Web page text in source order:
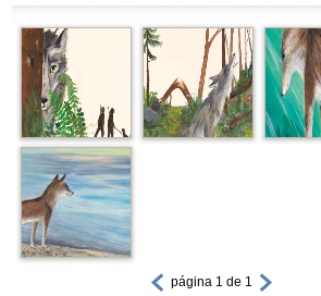
página 1 de 1